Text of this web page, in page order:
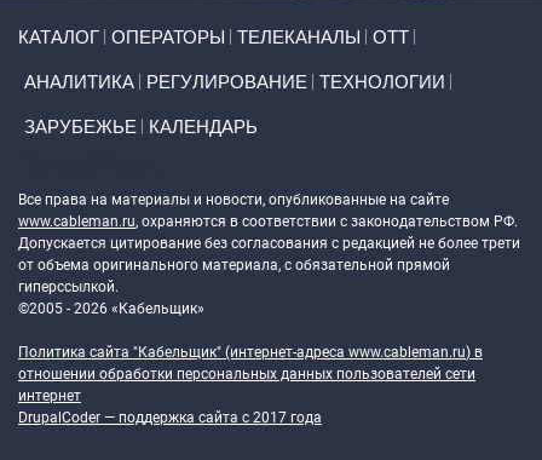
КАТАЛОГ ОПЕРАТОРЫ ТЕЛЕКАНАЛЫ ОТТ
АНАЛИТИКА РЕГУЛИРОВАНИЕ ТЕХНОЛОГИИ
ЗАРУБЕЖЬЕ КАЛЕНДАРЬ
Все права на материалы и новости, опубликованные на сайте
www.cableman.ru, охраняются в соответствии с законодательством РФ.
Допускается цитирование без согласования с редакцией не более трети
от объема оригинального материала, с обязательной прямой
гиперссылкой.
©2005 - 2026 «Кабельщик»
Политика сайта "Кабельщик" (интернет-адреса www.cableman.ru) в
отношении обработки персональных данных пользователей сети
интернет
DrupalCoder — поддержка сайта c 2017 года